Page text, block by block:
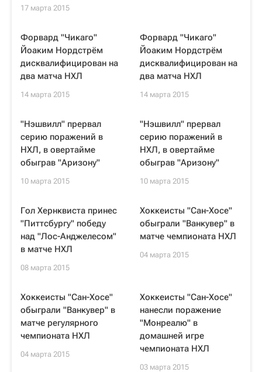
17 марта 2015
Форвард "Чикаго"
Йоаким Нордстрём
дисквалифицирован на
два матча НХЛ
14 марта 2015
Форвард "Чикаго"
Йоаким Нордстрём
дисквалифицирован на
два матча НХЛ
14 марта 2015
"Нэшвилл" прервал
серию поражений в
НХЛ, в овертайме
обыграв "Аризону"
10 марта 2015
"Нэшвилл" прервал
серию поражений в
НХЛ, в овертайме
обыграв "Аризону"
10 марта 2015
Гол Хернквиста принес
"Питтсбургу" победу
над "Лос-Анджелесом"
в матче НХЛ
08 марта 2015
Хоккеисты "Сан-Хосе"
обыграли "Ванкувер" в
матче чемпионата НХЛ
04 марта 2015
Хоккеисты "Сан-Хосе"
обыграли "Ванкувер" в
матче регулярного
чемпионата НХЛ
04 марта 2015
Хоккеисты "Сан-Хосе"
нанесли поражение
"Монреалю" в
домашней игре
чемпионата НХЛ
03 марта 2015